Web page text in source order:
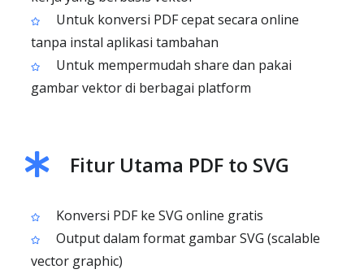
Untuk konversi PDF cepat secara online
tanpa instal aplikasi tambahan
Untuk mempermudah share dan pakai
gambar vektor di berbagai platform
Fitur Utama PDF to SVG
Konversi PDF ke SVG online gratis
Output dalam format gambar SVG (scalable
vector graphic)